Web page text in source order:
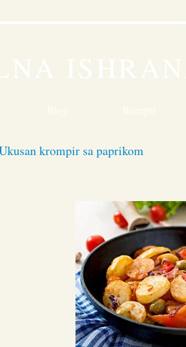
krompir sa paprikom